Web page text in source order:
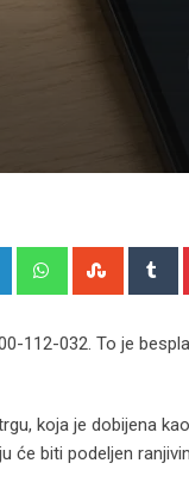
LinkedIn Whatsapp
112-032. To je
koja je dobijena
će biti podeljen